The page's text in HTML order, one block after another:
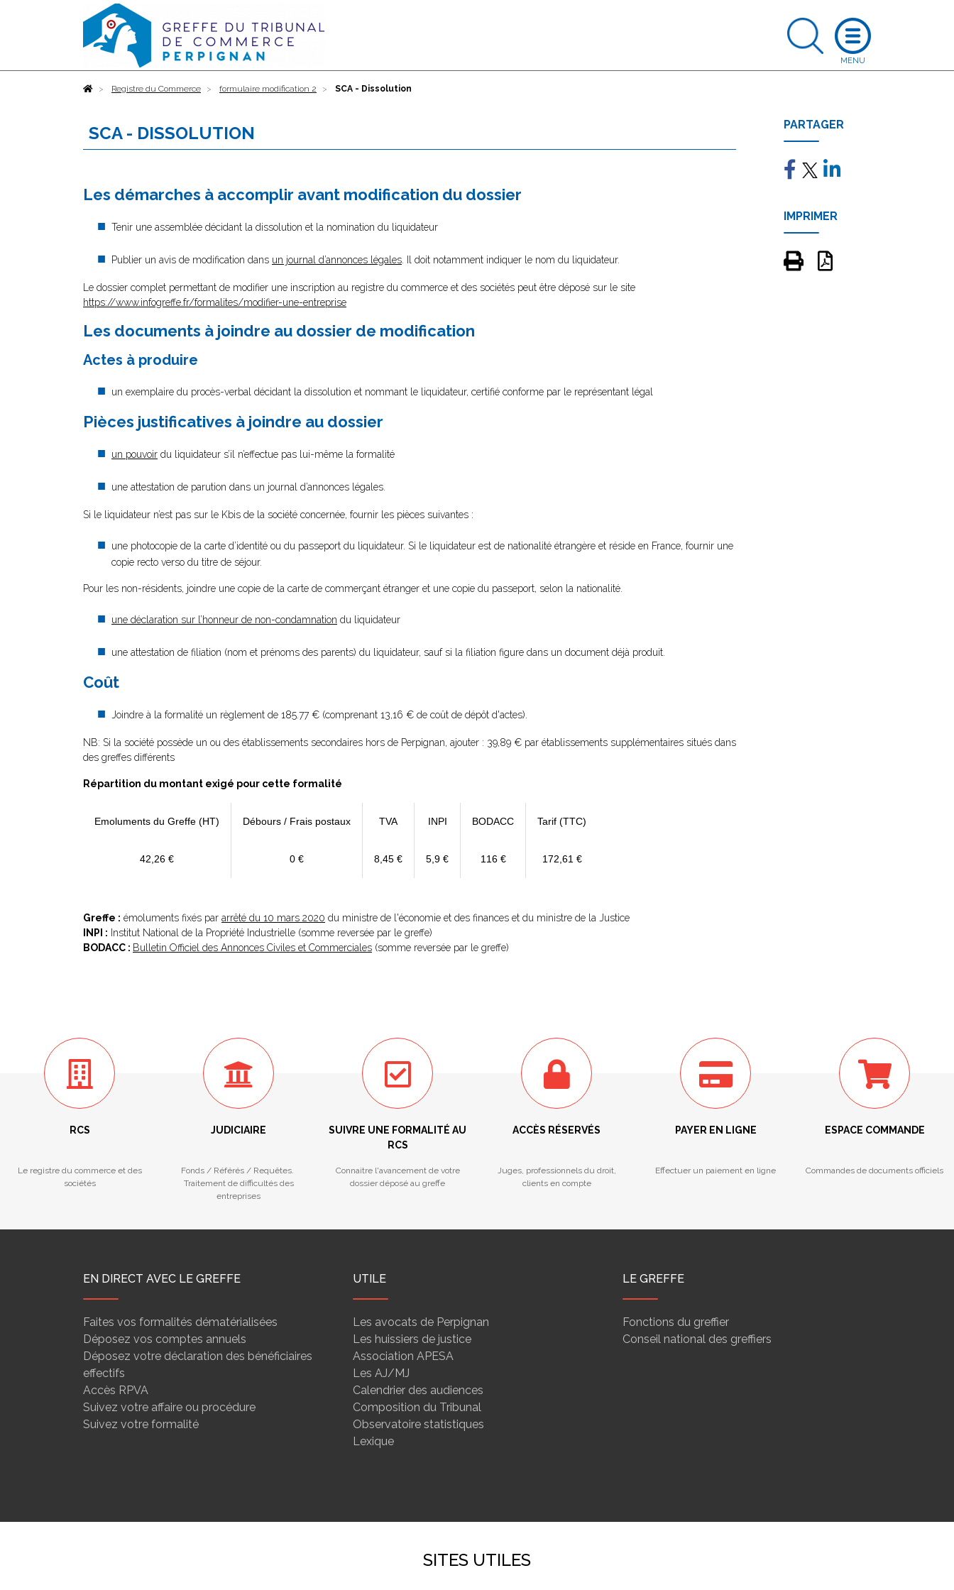
AccueilRegistre du Commerce formulaire modification 2 SCA - Dissolution
SCA - DISSOLUTION
Les démarches à accomplir avant modification du dossier
Tenir une assemblée décidant la dissolution et la nomination du liquidateur
Publier un avis de modification dans un journal d’annonces légales . Il doit notamment indiquer le nom du liquidateur.
Le dossier complet permettant de modifier une inscription au registre du commerce et des sociétés peut être déposé sur le site
https://www.infogreffe.fr/formalites/modifier-une-entreprise
Les documents à joindre au dossier de modification
Actes à produire
un exemplaire du procès-verbal décidant la dissolution et nommant le liquidateur, certifié conforme par le représentant légal
Pièces justificatives à joindre au dossier
un pouvoir du liquidateur s’il n’effectue pas lui-même la formalité
une attestation de parution dans un journal d’annonces légales.
Si le liquidateur n’est pas sur le Kbis de la société concernée, fournir les pièces suivantes :
une photocopie de la carte d’identité ou du passeport du liquidateur. Si le liquidateur est de nationalité étrangère et réside en France, fournir une
copie recto verso du titre de séjour.
Pour les non-résidents, joindre une copie de la carte de commerçant étranger et une copie du passeport, selon la nationalité.
une déclaration sur l’honneur de non-condamnation du liquidateur
une attestation de filiation (nom et prénoms des parents) du liquidateur, sauf si la filiation figure dans un document déjà produit.
Coût
Joindre à la formalité un règlement de 185.77 € (comprenant 13,16 € de coût de dépôt d'actes).
NB: Si la société possède un ou des établissements secondaires hors de Perpignan, ajouter : 39,89 € par établissements supplémentaires situés dans
des greffes différents
Répartition du montant exigé pour cette formalité
Emoluments du Greffe (HT) Débours / Frais postaux TVA INPI BODACC Tarif (TTC)
42,26 € 0 € 8,45 € 5,9 € 116 € 172,61 €
Greffe : émoluments fixés par arrêté du 10 mars 2020 du ministre de l'économie et des finances et du ministre de la Justice
INPI : Institut National de la Propriété Industrielle (somme reversée par le greffe)
BODACC : Bulletin Officiel des Annonces Civiles et Commerciales (somme reversée par le greffe)
PARTAGER
IMPRIMER
RCS
Le registre du commerce et des
sociétés
JUDICIAIRE
Fonds / Référés / Requêtes.
Traitement de difficultés des
entreprises
SUIVRE UNE FORMALITÉ AU
RCS
Connaitre l'avancement de votre
dossier déposé au greffe
ACCÈS RÉSERVÉS
Juges, professionnels du droit,
clients en compte
PAYER EN LIGNE
Effectuer un paiement en ligne
ESPACE COMMANDE
Commandes de documents officiels
EN DIRECT AVEC LE GREFFE
Faites vos formalités dématérialisées
Déposez vos comptes annuels
Déposez votre déclaration des bénéficiaires
effectifs
Accès RPVA
Suivez votre affaire ou procédure
Suivez votre formalité
UTILE
Les avocats de Perpignan
Les huissiers de justice
Association APESA
Les AJ/MJ
Calendrier des audiences
Composition du Tribunal
Observatoire statistiques
Lexique
LE GREFFE
Fonctions du greffier
Conseil national des greffiers
SITES UTILES